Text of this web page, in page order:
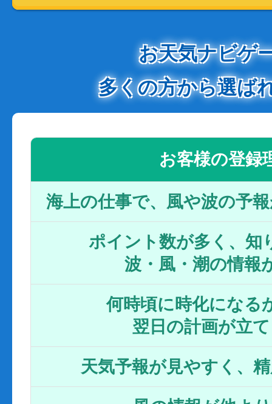
お天気ナビゲ
多くの方から選ば
お客様の登録
海上の仕事で、風や波の予
ポイント数が多く、知
波・風・潮の情報
何時頃に時化になる
翌日の計画が立
天気予報が見やすく、